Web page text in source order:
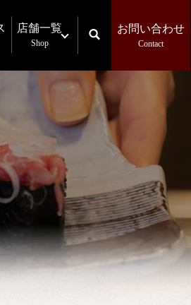
店舗一覧
Shop
お問い合わせ
Contact